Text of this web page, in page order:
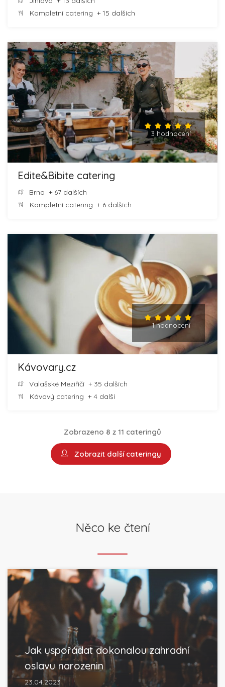
Kompletní catering + 15 dalších
3 hodnocení
Edite&Bibite catering
Brno + 67 dalších
Kompletní catering + 6 dalších
1 hodnocení
Kávovary.cz
Valašské Meziříčí + 35 dalších
Kávový catering + 4 další
Zobrazeno 8 z 11 cateringů
Zobrazit další cateringy
Něco ke čtení
Jak uspořádat dokonalou zahradní
oslavu narozenin
23.04.2023